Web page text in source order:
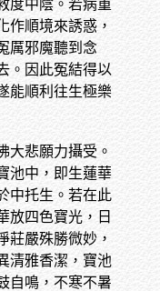
度中陰。若病重
作順境來誘惑，
厲邪魔聽到念
。因此冤結得以
能順利往生極樂
大悲願力攝受。
池中，即生蓮華
中托生。若在此
放四色寶光，日
莊嚴殊勝微妙，
清雅香潔，寶池
自鳴，不寒不暑